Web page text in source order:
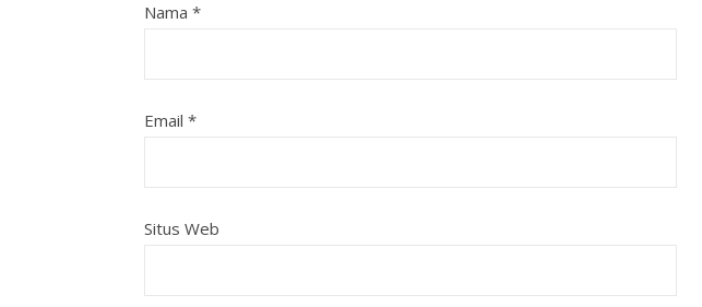
Nama *
Email *
Situs Web